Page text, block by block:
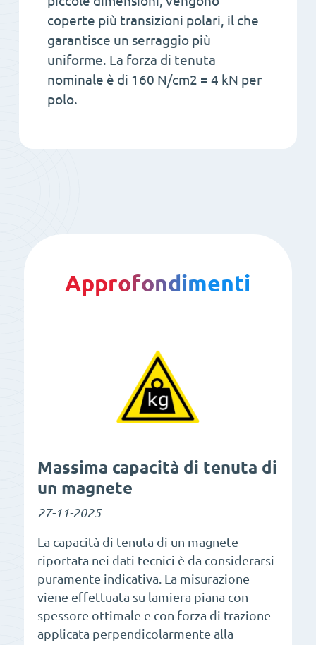
coperte più transizioni polari, il che
garantisce un serraggio più
uniforme. La forza di tenuta
nominale è di 160 N/cm2 = 4 kN per
polo.
Approfondimenti
Massima capacità di tenuta di
un magnete
27-11-2025
La capacità di tenuta di un magnete
riportata nei dati tecnici è da considerarsi
puramente indicativa. La misurazione
viene effettuata su lamiera piana con
spessore ottimale e con forza di trazione
applicata perpendicolarmente alla